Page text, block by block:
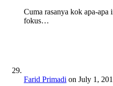
Cuma rasanya kok apa-apa
fokus…
Farid Primadi on July 1,